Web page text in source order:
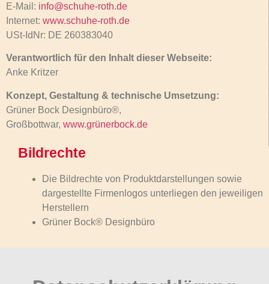
E-Mail: info@schuhe-roth.de
Internet: www.schuhe-roth.de
USt-IdNr: DE 260383040
Verantwortlich für den Inhalt dieser Webseite:
Anke Kritzer
Konzept, Gestaltung & technische Umsetzung:
Grüner Bock Designbüro®,
Großbottwar, www.grünerbock.de
Bildrechte
Die Bildrechte von Produktdarstellungen sowie
dargestellte Firmenlogos unterliegen den jeweiligen
Herstellern
Grüner Bock® Designbüro